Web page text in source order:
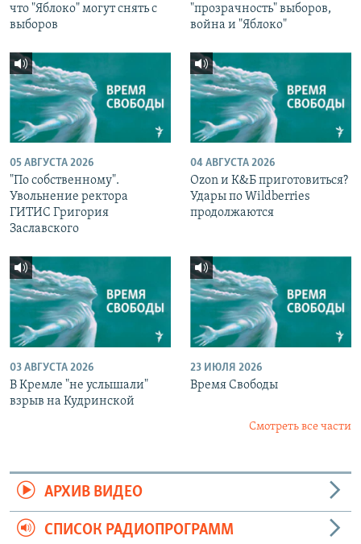
что "Яблоко" могут снять с
выборов
"прозрачность" выборов,
война и "Яблоко"
05 АВГУСТА 2026
"По собственному".
Увольнение ректора
ГИТИС Григория
Заславского
04 АВГУСТА 2026
Ozon и К&Б приготовиться?
Удары по Wildberries
продолжаются
03 АВГУСТА 2026
В Кремле "не услышали"
взрыв на Кудринской
23 ИЮЛЯ 2026
Время Свободы
Смотреть все части
АРХИВ ВИДЕО
СПИСОК РАДИОПРОГРАММ